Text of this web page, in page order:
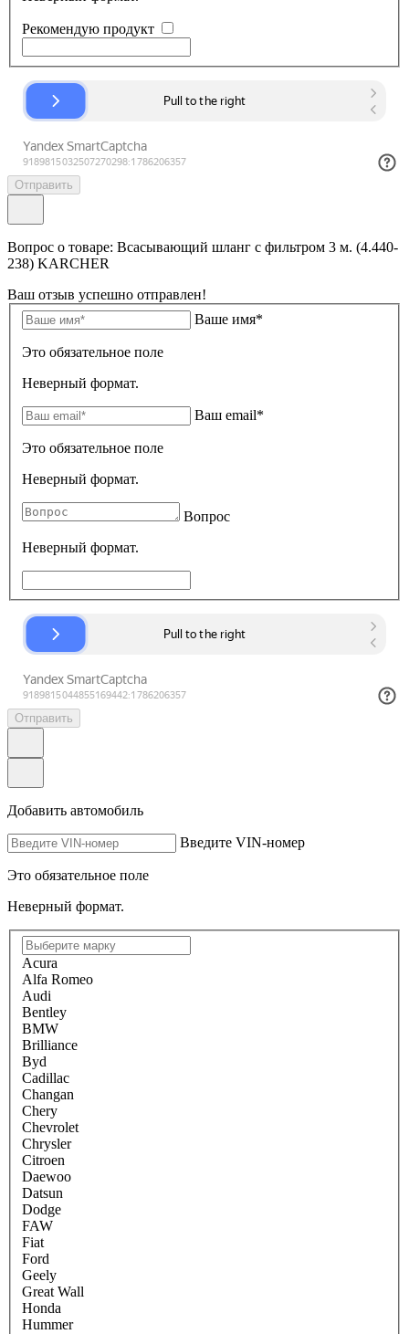
Рекомендую продукт
Отправить
Вопрос о товаре: Всасывающий шланг с фильтром 3 м. (4.440-
238) KARCHER
Ваш отзыв успешно отправлен!
Ваше имя*
Это обязательное поле
Неверный формат.
Ваш email*
Это обязательное поле
Неверный формат.
Вопрос
Неверный формат.
Отправить
Добавить автомобиль
Введите VIN-номер
Это обязательное поле
Неверный формат.
Acura
Alfa Romeo
Audi
Bentley
BMW
Brilliance
Byd
Cadillac
Changan
Chery
Chevrolet
Chrysler
Citroen
Daewoo
Datsun
Dodge
FAW
Fiat
Ford
Geely
Great Wall
Honda
Hummer